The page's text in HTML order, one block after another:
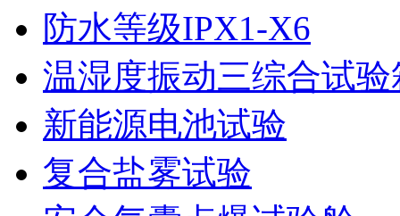
防水等级IPX1-X6
温湿度振动三综合试验
新能源电池试验
复合盐雾试验